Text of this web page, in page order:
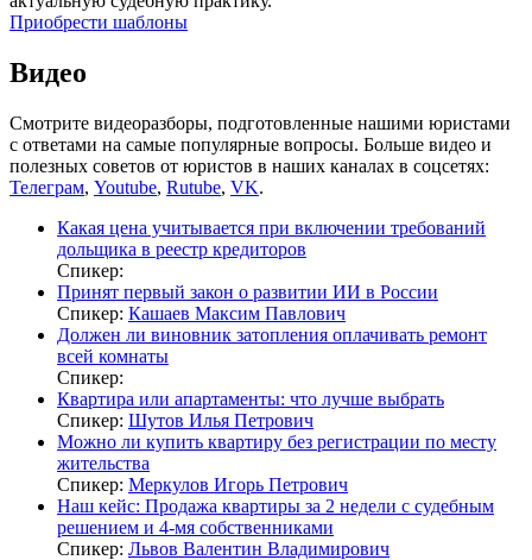
Приобрести шаблоны
Видео
Смотрите видеоразборы, подготовленные нашими юристами
с ответами на самые популярные вопросы. Больше видео и
полезных советов от юристов в наших каналах в соцсетях:
Телеграм, Youtube, Rutube, VK.
Какая цена учитывается при включении требований
дольщика в реестр кредиторов
Спикер:
Принят первый закон о развитии ИИ в России
Спикер: Кашаев Максим Павлович
Должен ли виновник затопления оплачивать ремонт
всей комнаты
Спикер:
Квартира или апартаменты: что лучше выбрать
Спикер: Шутов Илья Петрович
Можно ли купить квартиру без регистрации по месту
жительства
Спикер: Меркулов Игорь Петрович
Наш кейс: Продажа квартиры за 2 недели с судебным
решением и 4-мя собственниками
Спикер: Львов Валентин Владимирович